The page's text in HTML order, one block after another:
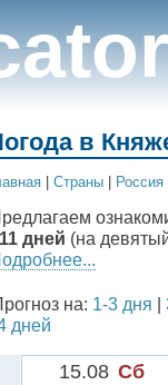
в
Cтраны Россия
дней (на
на: 1-3 дня
дней
15.08 Сб